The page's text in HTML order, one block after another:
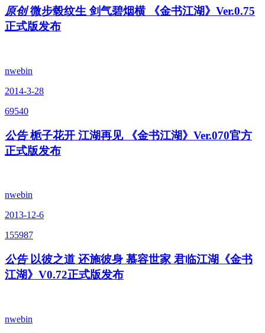
原创 微步毂纹生 剑气碧烟横 《金书江湖》Ver.0.75
正式版发布
nwebin
2014-3-28
69540
公告 栀子花开 江湖再见 《金书江湖》Ver.070官方
正式版发布
nwebin
2013-12-6
155987
公告 以彼之道 还施彼身 慕容世家 君临江湖《金书
江湖》V0.72正式版发布
nwebin